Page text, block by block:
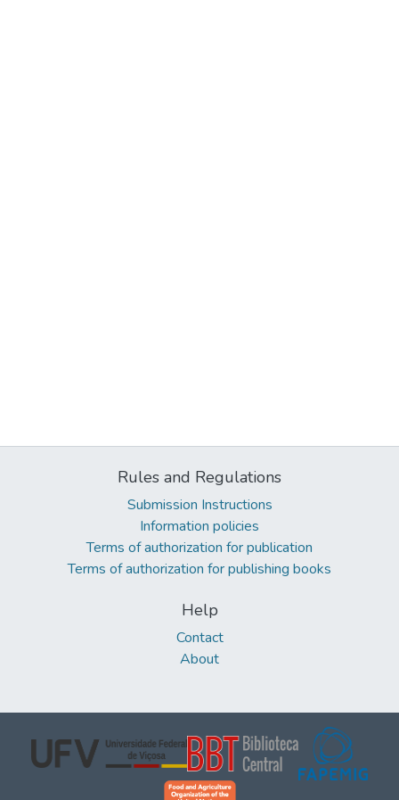
Rules and Regulations
Submission Instructions
Information policies
Terms of authorization for publication
Terms of authorization for publishing books
Help
Contact
About